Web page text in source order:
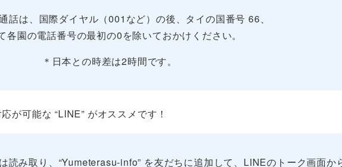
話は、国際ダイヤル（001など）の後、タイの国番号 66、
各園の電話番号の最初の0を除いておかけください。
＊日本との時差は2時間です。
が可能な “LINE” がオススメです！
読み取り、“Yumeterasu-info” を友だちに追加して、LINEのトーク画面か